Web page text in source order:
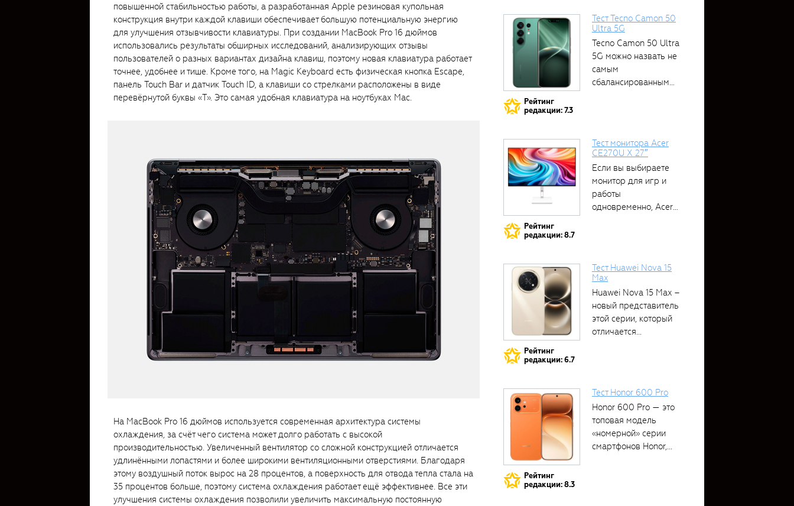
повышенной стабильностью работы, а разработанная Apple резиновая купольная
конструкция внутри каждой клавиши обеспечивает большую потенциальную энергию
для улучшения отзывчивости клавиатуры. При создании MacBook Pro 16 дюймов
использовались результаты обширных исследований, анализирующих отзывы
пользователей о разных вариантах дизайна клавиш, поэтому новая клавиатура работает
точнее, удобнее и тише. Кроме того, на Magic Keyboard есть физическая кнопка Escape,
панель Touch Bar и датчик Touch ID, а клавиши со стрелками расположены в виде
перевёрнутой буквы «T». Это самая удобная клавиатура на ноутбуках Mac.
На MacBook Pro 16 дюймов используется современная архитектура системы
охлаждения, за счёт чего система может долго работать с высокой
производительностью. Увеличенный вентилятор со сложной конструкцией отличается
удлинёнными лопастями и более широкими вентиляционными отверстиями. Благодаря
этому воздушный поток вырос на 28 процентов, а поверхность для отвода тепла стала на
35 процентов больше, поэтому система охлаждения работает ещё эффективнее. Все эти
улучшения системы охлаждения позволили увеличить максимальную постоянную
Рейтинг
редакции: 7.3
Тест Tecno Camon 50
Ultra 5G
Tecno Camon 50 Ultra
5G можно назвать не
самым
сбалансированным
Рейтинг
редакции: 8.7
Тест монитора Acer
CE270U X 27″
Если вы выбираете
монитор для игр и
работы
одновременно, Acer
Рейтинг
редакции: 6.7
Тест Huawei Nova 15
Max
Huawei Nova 15 Max –
новый представитель
этой серии, который
отличается...
Рейтинг
редакции: 8.3
Тест Honor 600 Pro
Honor 600 Pro — это
топовая модель
«номерной» серии
смартфонов Honor,...